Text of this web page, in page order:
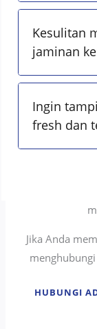
Kesulitan
jaminan
Ingin
fresh dan
Jika Anda
HUBUNGI